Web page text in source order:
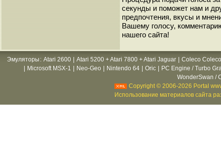
секунды и поможет нам и
предпочтения, вкусы и
Вашему голосу,
нашего сайта!
Эмуляторы : Atari 2600 Atari 5200 + Atari 7800 + Atari Jaguar
Coleco
Microsoft MSX-1 Neo-Geo Nintendo 64 Oric
PC Engine / Turbo
WonderSwan /
Copyright © 2006-2026 Portal
Использование материалов сайта